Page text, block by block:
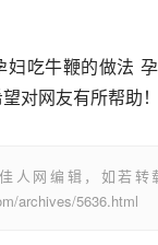
妇吃牛鞭的做法
对网友有所帮助！
人网编辑，如若转
archives/5636.html